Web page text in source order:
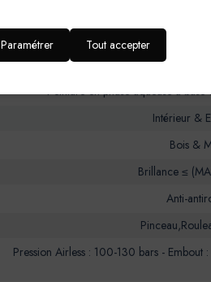
PRODUIT
Peinture en phase aqueuse à
Intérieur &
Bois &
Brillance ≤
Anti-
Pression Airless : 100-130 bars -
Paramétrer Tout accepter